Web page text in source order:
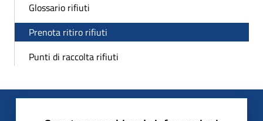
Glossario rifiuti
Prenota ritiro rifiuti
Punti di raccolta rifiuti